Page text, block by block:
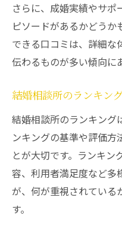
結婚相談所口
信頼できる結婚相
結婚相談所口
方法
結婚相談所ス
結婚相談所ナ
結婚相談所口
さらに、成婚実績やサポ
ピソードがあるかどうか
できる口コミは、詳細な
伝わるものが多い傾向に
結婚相談所のランキン
結婚相談所のランキング
ンキングの基準や評価方
とが大切です。ランキン
容、利用者満足度など多
が、何が重視されている
す。